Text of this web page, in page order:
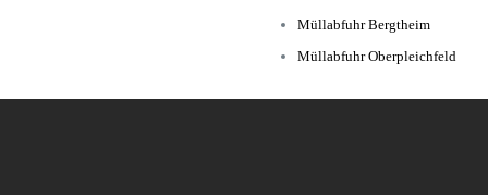
Müllabfuhr Bergtheim
Müllabfuhr Oberpleichfeld